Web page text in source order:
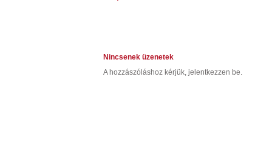
Nincsenek üzenetek
A hozzászóláshoz kérjük, jelentkezzen be.